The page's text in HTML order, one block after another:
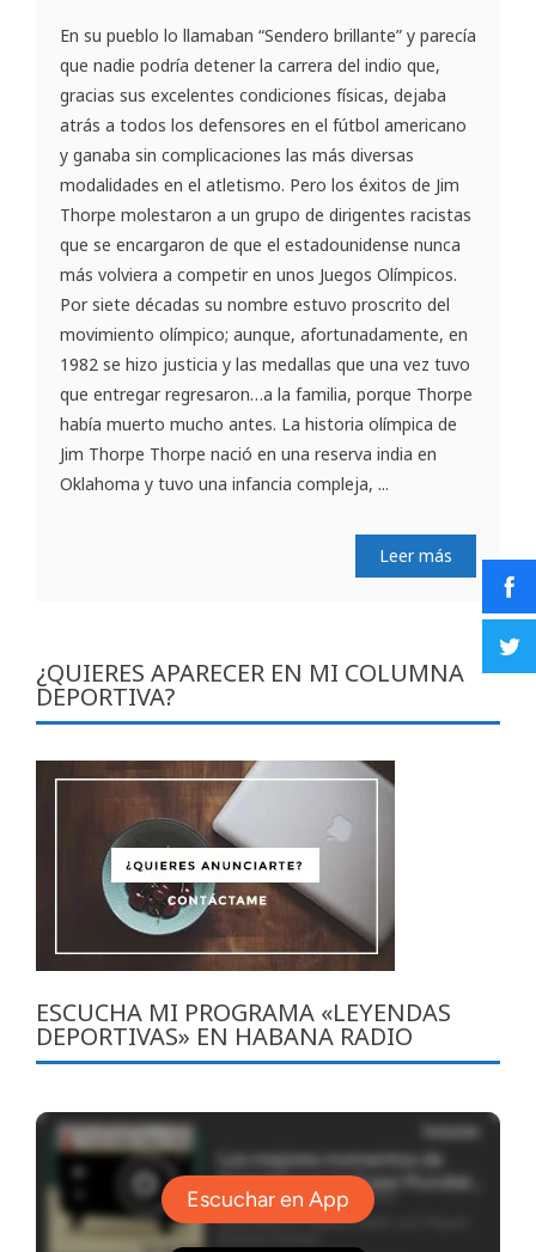
En su pueblo lo llamaban “Sendero brillante” y parecía
que nadie podría detener la carrera del indio que,
gracias sus excelentes condiciones físicas, dejaba
atrás a todos los defensores en el fútbol americano
y ganaba sin complicaciones las más diversas
modalidades en el atletismo. Pero los éxitos de Jim
Thorpe molestaron a un grupo de dirigentes racistas
que se encargaron de que el estadounidense nunca
más volviera a competir en unos Juegos Olímpicos.
Por siete décadas su nombre estuvo proscrito del
movimiento olímpico; aunque, afortunadamente, en
1982 se hizo justicia y las medallas que una vez tuvo
que entregar regresaron…a la familia, porque Thorpe
había muerto mucho antes. La historia olímpica de
Jim Thorpe Thorpe nació en una reserva india en
Oklahoma y tuvo una infancia compleja, ...
Leer más
¿QUIERES APARECER EN MI COLUMNA
DEPORTIVA?
ESCUCHA MI PROGRAMA «LEYENDAS
DEPORTIVAS» EN HABANA RADIO